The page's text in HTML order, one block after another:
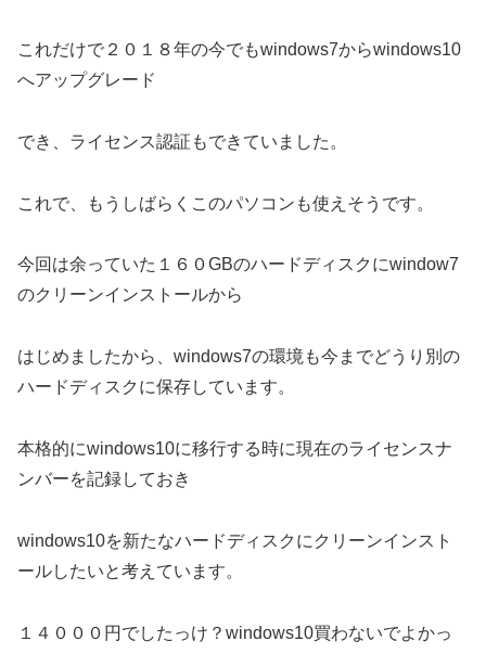
これだけで２０１８年の今でもwindows7からwindows10
へアップグレード
でき、ライセンス認証もできていました。
これで、もうしばらくこのパソコンも使えそうです。
今回は余っていた１６０GBのハードディスクにwindow7
のクリーンインストールから
はじめましたから、windows7の環境も今までどうり別の
ハードディスクに保存しています。
本格的にwindows10に移行する時に現在のライセンスナ
ンバーを記録しておき
windows10を新たなハードディスクにクリーンインスト
ールしたいと考えています。
１４０００円でしたっけ？windows10買わないでよかっ